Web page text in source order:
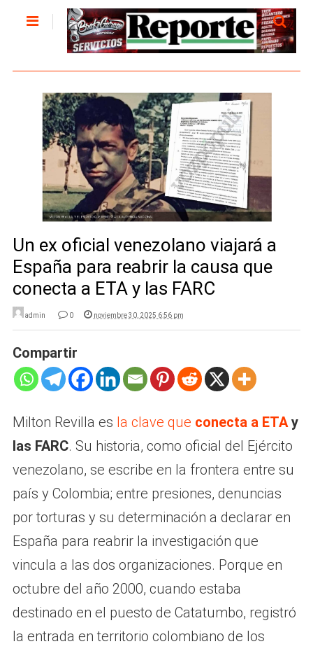
Un ex oficial venezolano viajará a
España para reabrir la causa que
conecta a ETA y las FARC
admin 0 noviembre 30, 2025 6:56 pm
Compartir
Milton Revilla es la clave que conecta a ETAy
las FARC. Su historia, como oficial del Ejército
venezolano, se escribe en la frontera entre su
país y Colombia; entre presiones, denuncias
por torturas y su determinación a declarar en
España para reabrir la investigación que
vincula a las dos organizaciones. Porque en
octubre del año 2000, cuando estaba
destinado en el puesto de Catatumbo, registró
la entrada en territorio colombiano de los